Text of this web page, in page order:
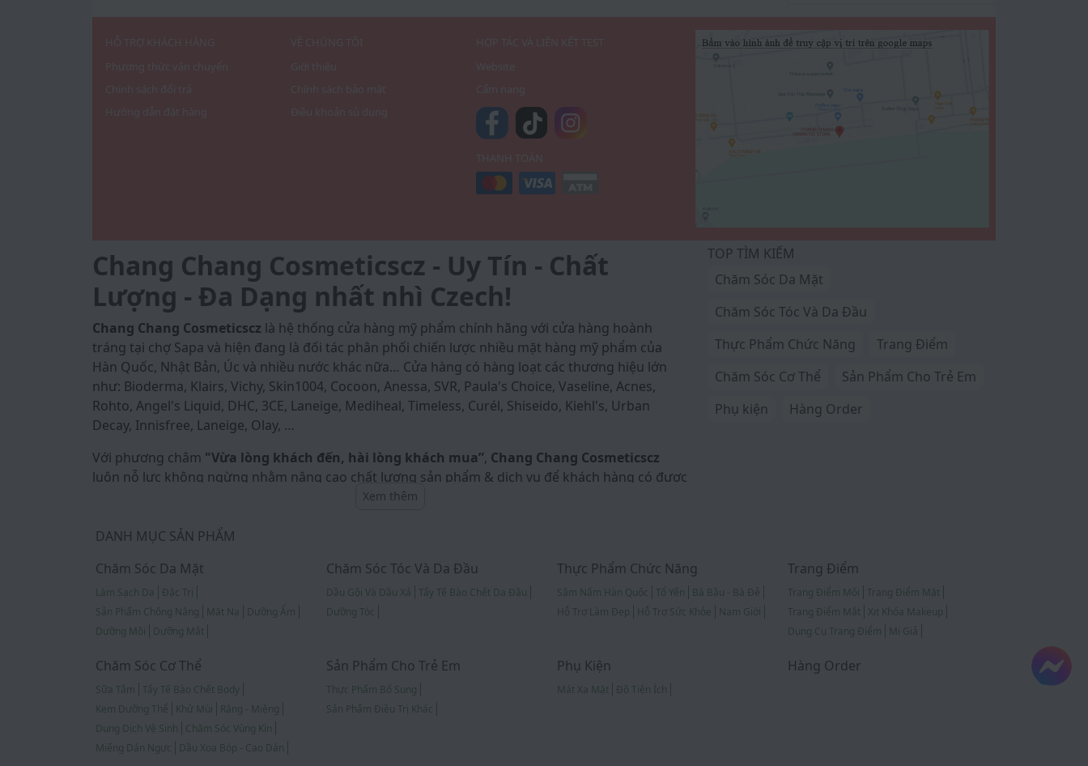
Chang Chang Cosmeticscz - Uy Tín - Chất
Lượng - Đa Dạng nhất nhì Czech!
Chang Chang Cosmeticscz là hệ thống cửa hàng mỹ phẩm chính hãng với cửa hàng hoành
tráng tại chợ Sapa và hiện đang là đối tác phân phối chiến lược nhiều mặt hàng mỹ phẩm của
Hàn Quốc, Nhật Bản, Úc và nhiều nước khác nữa… Cửa hàng có hàng loạt các thương hiệu lớn
như: Bioderma, Klairs, Vichy, Skin1004, Cocoon, Anessa, SVR, Paula's Choice, Vaseline, Acnes,
Rohto, Angel's Liquid, DHC, 3CE, Laneige, Mediheal, Timeless, Curél, Shiseido, Kiehl's, Urban
Decay, Innisfree, Laneige, Olay, …
Với phương châm "Vừa lòng khách đến, hài lòng khách mua”, Chang Chang Cosmeticscz
luôn nỗ lực không ngừng nhằm nâng cao chất lượng sản phẩm & dịch vụ để khách hàng có được
những trải nghiệm mua sắm tốt nhất. Toàn bộ sản phẩm có ở Chang Chang Cosmeticscz đều
với mức giá luôn tốt hàng đầu thị trường trong mọi thời điểm. Ngoài ra, Chang Chang
Hãy đến và trải nghiệm cùng chúng tôi tại: Z10 Chợ Sapa, quầy công mới!
Xem thêm
TOP TÌM KIẾM
Chăm Sóc Da Mặt
Chăm Sóc Tóc Và Da Đầu
Thực Phẩm Chức Năng
Trang Điểm
Chăm Sóc Cơ Thể
Sản Phẩm Cho Trẻ Em
Phụ kiện
Hàng Order
DANH MỤC SẢN PHẨM
Chăm Sóc Da Mặt
Làm Sạch Da
Đặc Trị
Sản Phẩm Chống Nắng
Mặt Nạ
Dưỡng Ẩm
Dưỡng Môi
Dưỡng Mắt
Chăm Sóc Tóc Và Da Đầu
Dầu Gội Và Dầu Xả
Tẩy Tế Bào Chết Da Đầu
Dưỡng Tóc
Thực Phẩm Chức Năng
Sâm Nấm Hàn Quốc Tổ Yến
Bà Bầu - Bà Đẻ
Hỗ Trợ Làm Đẹp
Hỗ Trợ Sức Khỏe Nam Giới
Trang Điểm
Trang Điểm Môi
Trang Điểm Mặt
Trang Điểm Mắt
Xịt Khóa Makeup
Dụng Cụ Trang Điểm
Mi Giả
Chăm Sóc Cơ Thể
Sữa Tắm
Tẩy Tế Bào Chết Body
Kem Dưỡng Thể
Khử Mùi
Răng - Miệng
Dung Dịch Vệ Sinh
Chăm Sóc Vùng Kín
Miếng Dán Ngực
Dầu Xoa Bóp - Cao Dán
Sản Phẩm Cho Trẻ Em
Thực Phẩm Bổ Sung
Sản Phẩm Điều Trị Khác
Phụ Kiện
Mát Xa Mặt Đồ Tiện Ích
Hàng Order